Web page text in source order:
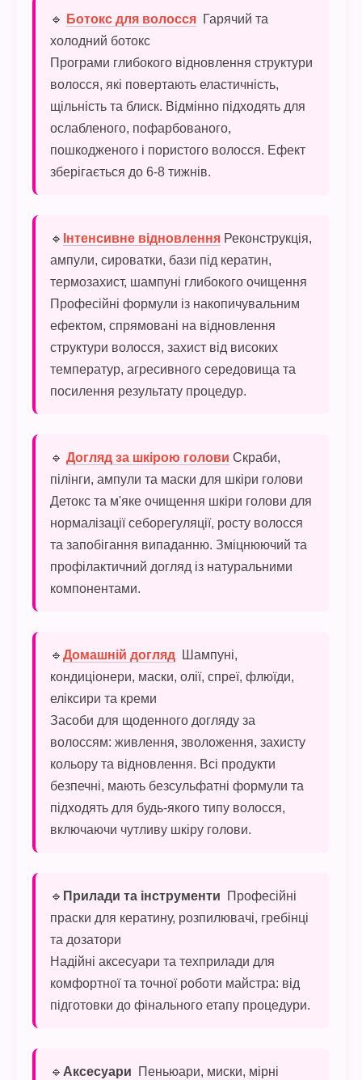
🔹 Ботокс для волосся Гарячий та
холодний ботокс
Програми глибокого відновлення структури
волосся, які повертають еластичність,
щільність та блиск. Відмінно підходять для
ослабленого, пофарбованого,
пошкодженого і пористого волосся. Ефект
зберігається до 6-8 тижнів.
🔹 Інтенсивне відновлення Реконструкція,
ампули, сироватки, бази під кератин,
термозахист, шампуні глибокого очищення
Професійні формули із накопичувальним
ефектом, спрямовані на відновлення
структури волосся, захист від високих
температур, агресивного середовища та
посилення результату процедур.
🔹 Догляд за шкірою голови Скраби,
пілінги, ампули та маски для шкіри голови
Детокс та м'яке очищення шкіри голови для
нормалізації себорегуляції, росту волосся
та запобігання випаданню. Зміцнюючий та
профілактичний догляд із натуральними
компонентами.
🔹 Домашній догляд
Шампуні,
кондиціонери, маски, олії, спреї, флюїди,
еліксири та креми
Засоби для щоденного догляду за
волоссям: живлення, зволоження, захисту
кольору та відновлення. Всі продукти
безпечні, мають безсульфатні формули та
підходять для будь-якого типу волосся,
включаючи чутливу шкіру голови.
🔹 Прилади та інструменти
Професійні
праски для кератину, розпилювачі, гребінці
та дозатори
Надійні аксесуари та техприлади для
комфортної та точної роботи майстра: від
підготовки до фінального етапу процедури.
🔹 Аксесуари
Пеньюари, миски, мірні